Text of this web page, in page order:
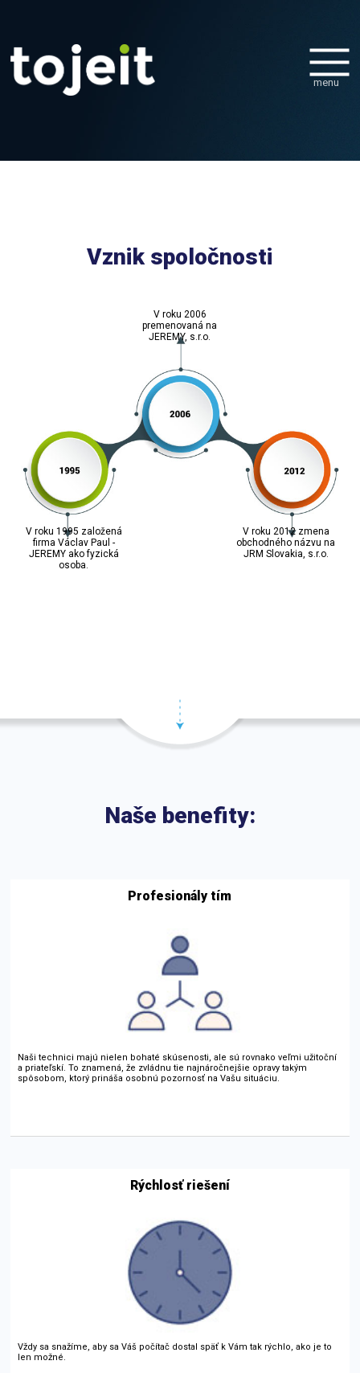
menu
Vznik spoločnosti
V roku 1995 založená
firma Václav Paul -
JEREMY ako fyzická
osoba.
V roku 2006
premenovaná na
JEREMY, s.r.o.
V roku 2012 zmena
obchodného názvu na
JRM Slovakia, s.r.o.
Naše benefity:
Profesionály tím
Naši technici majú nielen bohaté skúsenosti, ale sú rovnako veľmi užitoční
a priateľskí. To znamená, že zvládnu tie najnáročnejšie opravy takým
spôsobom, ktorý prináša osobnú pozornosť na Vašu situáciu.
Rýchlosť riešení
Vždy sa snažíme, aby sa Váš počítač dostal späť k Vám tak rýchlo, ako je to
len možné.